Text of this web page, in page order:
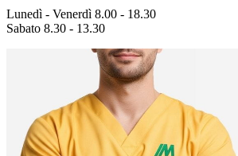
Lunedì - Venerdì 8.00 - 18.30
Sabato 8.30 - 13.30